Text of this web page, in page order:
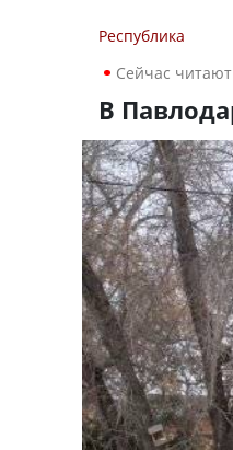
Республика
Сейчас
В